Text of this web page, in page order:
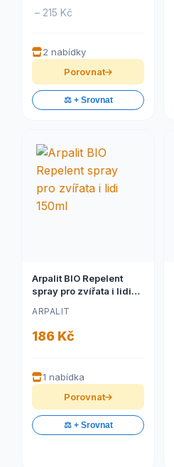
– 215 Kč
2 nabídky
Porovnat
⚖️ + Srovnat
Arpalit BIO Repelent
spray pro zvířata i lidi
ARPALIT
186 Kč
1 nabídka
Porovnat
⚖️ + Srovnat